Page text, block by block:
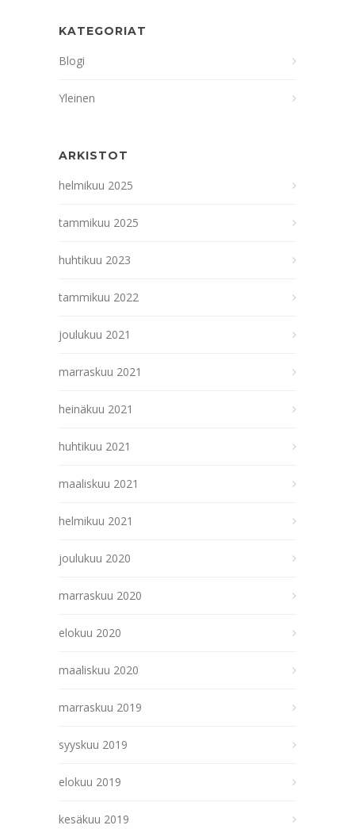
KATEGORIAT
Blogi
Yleinen
ARKISTOT
helmikuu 2025
tammikuu 2025
huhtikuu 2023
tammikuu 2022
joulukuu 2021
marraskuu 2021
heinäkuu 2021
huhtikuu 2021
maaliskuu 2021
helmikuu 2021
joulukuu 2020
marraskuu 2020
elokuu 2020
maaliskuu 2020
marraskuu 2019
syyskuu 2019
elokuu 2019
kesäkuu 2019